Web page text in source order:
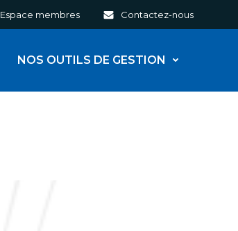
Espace membres Contactez-nous
NOS OUTILS DE GESTION